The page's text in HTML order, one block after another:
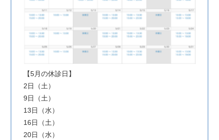
【5月の休診日】
2日（土）
9日（土）
13日（水）
16日（土）
20日（水）